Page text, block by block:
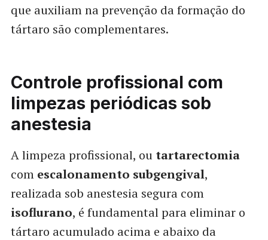
que auxiliam na prevenção da formação do
tártaro são complementares.
Controle profissional com
limpezas periódicas sob
anestesia
A limpeza profissional, ou tartarectomia
com escalonamento subgengival,
realizada sob anestesia segura com
isoflurano, é fundamental para eliminar o
tártaro acumulado acima e abaixo da